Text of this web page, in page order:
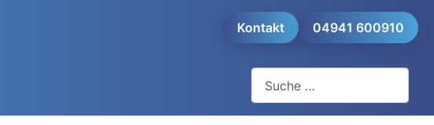
Kontakt 04941 600910